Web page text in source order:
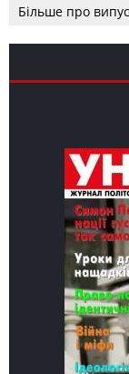
Романчука
СЛОВО
як уособлення
Більше про